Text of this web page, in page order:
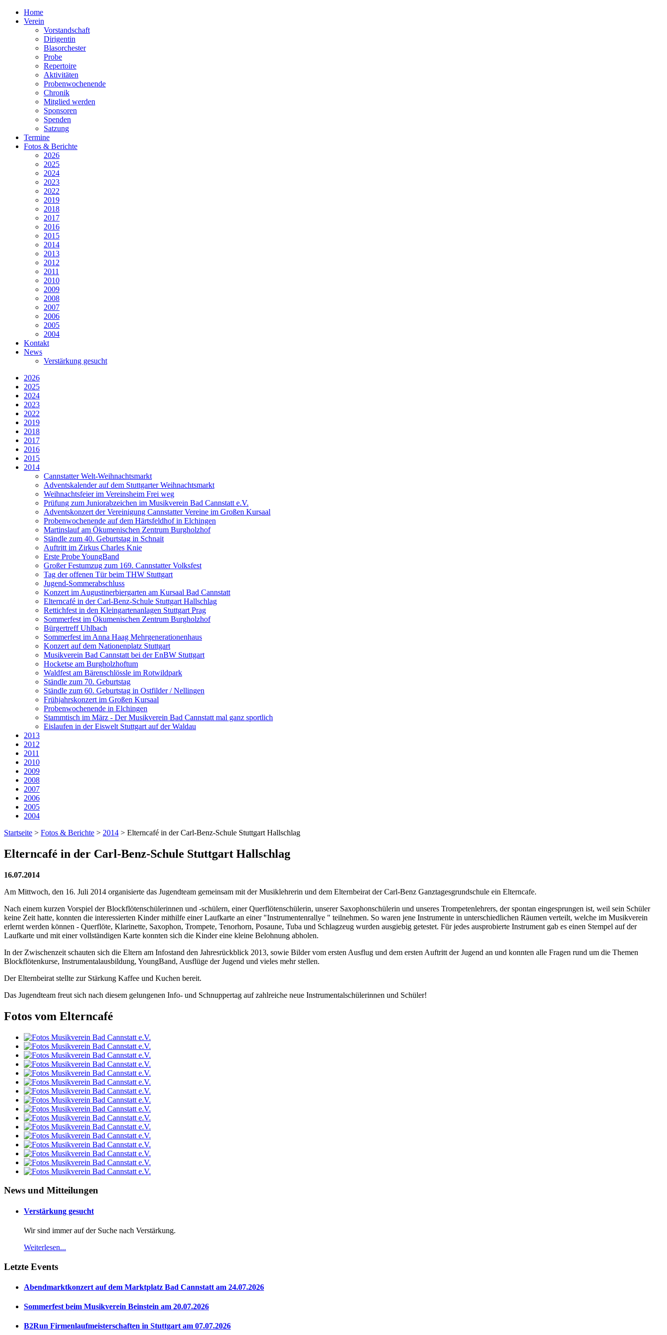
Home
Verein
Vorstandschaft
Dirigentin
Blasorchester
Probe
Repertoire
Aktivitäten
Probenwochenende
Chronik
Mitglied werden
Sponsoren
Spenden
Satzung
Termine
Fotos & Berichte
2026
2025
2024
2023
2022
2019
2018
2017
2016
2015
2014
2013
2012
2011
2010
2009
2008
2007
2006
2005
2004
Kontakt
News
Verstärkung gesucht
2026
2025
2024
2023
2022
2019
2018
2017
2016
2015
2014
Cannstatter Welt-Weihnachtsmarkt
Adventskalender auf dem Stuttgarter Weihnachtsmarkt
Weihnachtsfeier im Vereinsheim Frei weg
Prüfung zum Juniorabzeichen im Musikverein Bad Cannstatt e.V.
Adventskonzert der Vereinigung Cannstatter Vereine im Großen Kursaal
Probenwochenende auf dem Härtsfeldhof in Elchingen
Martinslauf am Ökumenischen Zentrum Burgholzhof
Ständle zum 40. Geburtstag in Schnait
Auftritt im Zirkus Charles Knie
Erste Probe YoungBand
Großer Festumzug zum 169. Cannstatter Volksfest
Tag der offenen Tür beim THW Stuttgart
Jugend-Sommerabschluss
Konzert im Augustinerbiergarten am Kursaal Bad Cannstatt
Elterncafé in der Carl-Benz-Schule Stuttgart Hallschlag
Rettichfest in den Kleingartenanlagen Stuttgart Prag
Sommerfest im Ökumenischen Zentrum Burgholzhof
Bürgertreff Uhlbach
Sommerfest im Anna Haag Mehrgenerationenhaus
Konzert auf dem Nationenplatz Stuttgart
Musikverein Bad Cannstatt bei der EnBW Stuttgart
Hocketse am Burgholzhoftum
Waldfest am Bärenschlössle im Rotwildpark
Ständle zum 70. Geburtstag
Ständle zum 60. Geburtstag in Ostfilder / Nellingen
Frühjahrskonzert im Großen Kursaal
Probenwochenende in Elchingen
Stammtisch im März - Der Musikverein Bad Cannstatt mal ganz sportlich
Eislaufen in der Eiswelt Stuttgart auf der Waldau
2013
2012
2011
2010
2009
2008
2007
2006
2005
2004
Startseite > Fotos & Berichte > 2014 > Elterncafé in der Carl-Benz-Schule Stuttgart Hallschlag
Elterncafé in der Carl-Benz-Schule Stuttgart Hallschlag
16.07.2014
Am Mittwoch, den 16. Juli 2014 organisierte das Jugendteam gemeinsam mit der Musiklehrerin und dem Elternbeirat der Carl-Benz Ganztagesgrundschule ein Elterncafe.
Nach einem kurzen Vorspiel der Blockflötenschülerinnen und -schülern, einer Querflötenschülerin, unserer Saxophonschülerin und unseres Trompetenlehrers, der spontan eingesprungen ist, weil sein Schüler
keine Zeit hatte, konnten die interessierten Kinder mithilfe einer Laufkarte an einer "Instrumentenrallye " teilnehmen. So waren jene Instrumente in unterschiedlichen Räumen verteilt, welche im Musikverein
erlernt werden können - Querflöte, Klarinette, Saxophon, Trompete, Tenorhorn, Posaune, Tuba und Schlagzeug wurden ausgiebig getestet. Für jedes ausprobierte Instrument gab es einen Stempel auf der
Laufkarte und mit einer vollständigen Karte konnten sich die Kinder eine kleine Belohnung abholen.
In der Zwischenzeit schauten sich die Eltern am Infostand den Jahresrückblick 2013, sowie Bilder vom ersten Ausflug und dem ersten Auftritt der Jugend an und konnten alle Fragen rund um die Themen
Blockflötenkurse, Instrumentalausbildung, YoungBand, Ausflüge der Jugend und vieles mehr stellen.
Der Elternbeirat stellte zur Stärkung Kaffee und Kuchen bereit.
Das Jugendteam freut sich nach diesem gelungenen Info- und Schnuppertag auf zahlreiche neue Instrumentalschülerinnen und Schüler!
Fotos vom Elterncafé
News und Mitteilungen
Verstärkung gesucht
Wir sind immer auf der Suche nach Verstärkung.
Weiterlesen...
Letzte Events
Abendmarktkonzert auf dem Marktplatz Bad Cannstatt am 24.07.2026
Sommerfest beim Musikverein Beinstein am 20.07.2026
B2Run Firmenlaufmeisterschaften in Stuttgart am 07.07.2026